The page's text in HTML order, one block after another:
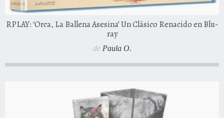
RPLAY: ‘Orca, La Ballena Asesina’ Un Clásico Renacido en Blu-
ray
de Paula O.